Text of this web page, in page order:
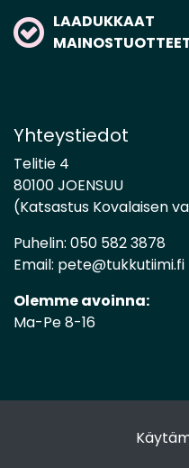
LAADUKKAAT
Yhteystiedot
Telitie 4
80100 JOENSUU
(Katsastus Kovalaisen
Puhelin: 050 582 3878
Email: pete@tukkutiimi.fi
Olemme avoinna:
Ma-Pe 8-16